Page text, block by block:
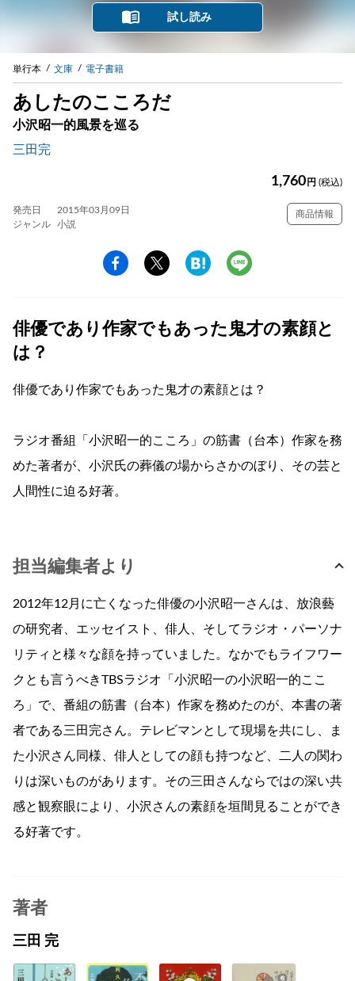
試し読み
単行本 文庫 電子書籍
あしたのこころだ
小沢昭一的風景を巡る
三田完
1,760 円 (税込)
発売日
2015年03月09日
ジャンル
小説
商品情報
俳優であり作家でもあった鬼才の素顔と
は？
俳優であり作家でもあった鬼才の素顔とは？
ラジオ番組「小沢昭一的こころ」の筋書（台本）作家を務
めた著者が、小沢氏の葬儀の場からさかのぼり、その芸と
人間性に迫る好著。
担当編集者より
2012年12月に亡くなった俳優の小沢昭一さんは、放浪藝
の研究者、エッセイスト、俳人、そしてラジオ・パーソナ
リティと様々な顔を持っていました。なかでもライフワー
クとも言うべきTBSラジオ「小沢昭一の小沢昭一的ここ
ろ」で、番組の筋書（台本）作家を務めたのが、本書の著
者である三田完さん。テレビマンとして現場を共にし、ま
た小沢さん同様、俳人としての顔も持つなど、二人の関わ
りは深いものがあります。その三田さんならではの深い共
感と観察眼により、小沢さんの素顔を垣間見ることができ
る好著です。
著者
三田 完